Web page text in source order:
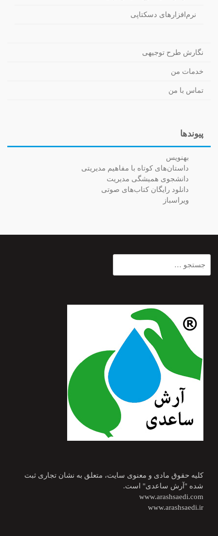
نرم‌افزارهای دسکتاپی
نگارش طرح توجیهی
خدمات من
تماس با من
پیوندها
بهنویس
داستان‌های کوتاه با مفاهیم مدیریتی
دانشجوی همیشگی مدیریت
دانلود رایگان کتاب‌های صوتی
ویراسباز
برای:
کلیه حقوق مادی و معنوی سایت، متعلق به نشان تجاری ثبت
شده "آرش ساعدی" است.
www.arashsaedi.com
www.arashsaedi.ir